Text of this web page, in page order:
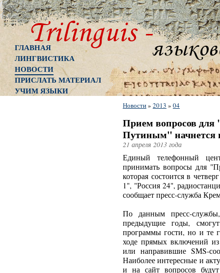
ГЛАВНАЯ
ЛИНГВИСТИКА
НОВОСТИ
ПРИСЛАТЬ МАТЕРИАЛ
УЧИМ ЯЗЫКИ
Новости» 2013 » 04
Прием вопросов
Путиным" начнется
21 апреля 2013 года
Единый телефонный
принимать вопросы для
которая состоится в
1", "Россия 24",
сообщает пресс-служба
По данным пресс-
предыдущие годы,
программы гости, но и те
ходе прямых включений
или направившие SМS-
Наиболее интересные и
и на сайт вопросов